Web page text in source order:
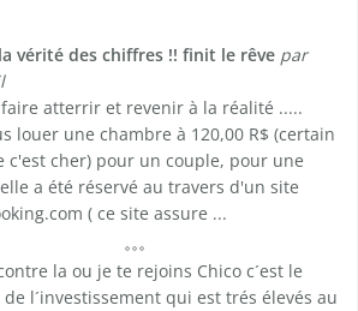
vérité des chiffres !! finit le rêve par
faire atterrir et revenir à la réalité .....
louer une chambre à 120,00 R$ (certain
c'est cher) pour un couple, pour une
a été réservé au travers d'un site
( ce site assure ...
la ou je te rejoins Chico c´est le
l´investissement qui est trés élevés au